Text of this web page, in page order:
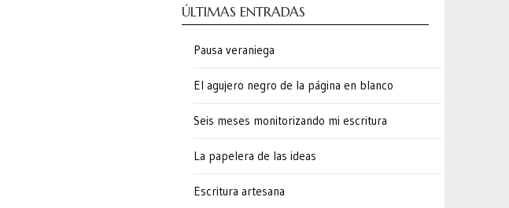
ÚLTIMAS ENTRADAS
Pausa veraniega
El agujero negro de la página en blanco
Seis meses monitorizando mi escritura
La papelera de las ideas
Escritura artesana